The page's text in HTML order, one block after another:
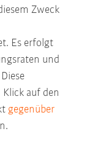
Zweck
Es erfolgt
und
auf den
gegenüber